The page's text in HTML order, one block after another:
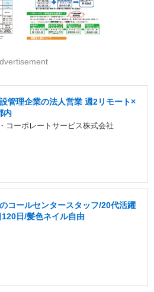
管理企業の法人営業 週2リモート×
内
コーポレートサービス株式会社
コールセンタースタッフ/20代活躍
日/髪色ネイル自由